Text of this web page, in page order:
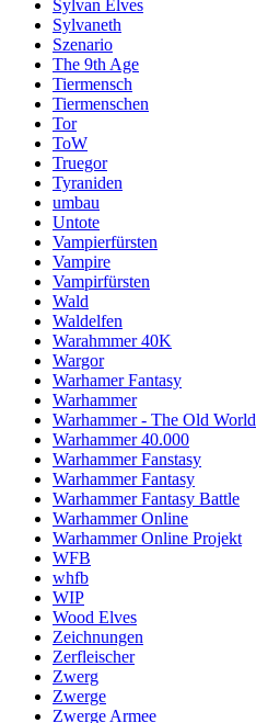
Sylvan Elves
Sylvaneth
Szenario
The 9th Age
Tiermensch
Tiermenschen
Tor
ToW
Truegor
Tyraniden
umbau
Untote
Vampierfürsten
Vampire
Vampirfürsten
Wald
Waldelfen
Warahmmer 40K
Wargor
Warhamer Fantasy
Warhammer
Warhammer - The Old World
Warhammer 40.000
Warhammer Fanstasy
Warhammer Fantasy
Warhammer Fantasy Battle
Warhammer Online
Warhammer Online Projekt
WFB
whfb
WIP
Wood Elves
Zeichnungen
Zerfleischer
Zwerg
Zwerge
Zwerge Armee